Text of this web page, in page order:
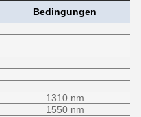
Bedingungen
1310 nm
1550 nm